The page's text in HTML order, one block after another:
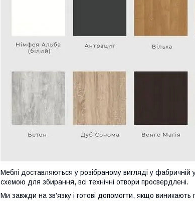
Меблі доставляються у розібраному вигляді у фабричній
схемою для збирання, всі технічні отвори просвердлені.
Ми завжди на зв'язку і готові допомогти, якщо